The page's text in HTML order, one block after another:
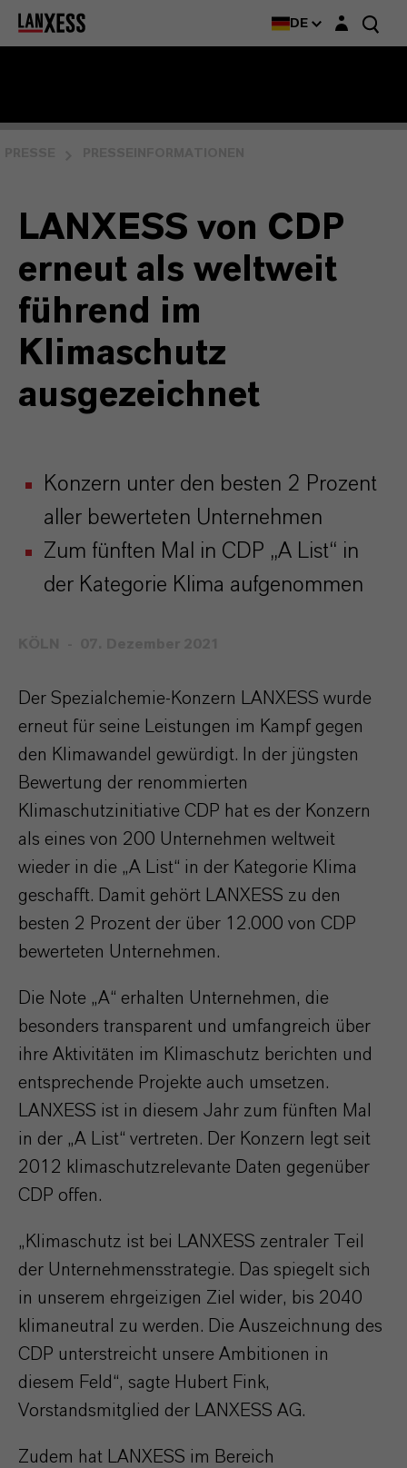
DE Login-Maske
LANXESS von CDP
erneut als weltweit
führend im
Klimaschutz
ausgezeichnet
Konzern unter den besten 2 Prozent
aller bewerteten Unternehmen
Zum fünften Mal in CDP „A List“ in
der Kategorie Klima aufgenommen
Der Spezialchemie-Konzern LANXESS wurde
erneut für seine Leistungen im Kampf gegen
den Klimawandel gewürdigt. In der jüngsten
Bewertung der renommierten
Klimaschutzinitiative CDP hat es der Konzern
als eines von 200 Unternehmen weltweit
wieder in die „A List“ in der Kategorie Klima
geschafft. Damit gehört LANXESS zu den
besten 2 Prozent der über 12.000 von CDP
bewerteten Unternehmen.
Die Note „A“ erhalten Unternehmen, die
besonders transparent und umfangreich über
ihre Aktivitäten im Klimaschutz berichten und
entsprechende Projekte auch umsetzen.
LANXESS ist in diesem Jahr zum fünften Mal
in der „A List“ vertreten. Der Konzern legt seit
2012 klimaschutzrelevante Daten gegenüber
CDP offen.
„Klimaschutz ist bei LANXESS zentraler Teil
der Unternehmensstrategie. Das spiegelt sich
in unserem ehrgeizigen Ziel wider, bis 2040
klimaneutral zu werden. Die Auszeichnung des
CDP unterstreicht unsere Ambitionen in
diesem Feld“, sagte Hubert Fink,
Vorstandsmitglied der LANXESS AG.
Zudem hat LANXESS im Bereich